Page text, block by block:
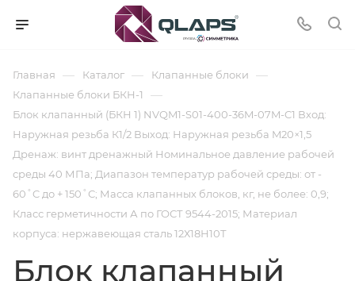
Главная — Каталог — Клапанные блоки —
Клапанные блоки БКН-1 —
Блок клапанный (БКН 1) NVQM1-S01-400-36M-07M-C1 Вход:
Наружная резьба К1/2 Выход: Наружная резьба M20×1,5
Дренаж: винт дренажный Номинальное давление рабочей
среды 40 МПа; Диапазон температур рабочей среды: от -
60˚C до + 150˚С; Масса клапанных блоков, кг, не более: 0,9;
Класс герметичности А по ГОСТ 9544-2015; Материал
корпуса: нержавеющая сталь 12Х18Н10Т
Блок клапанный